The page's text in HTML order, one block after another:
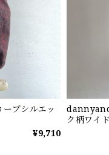
ブシルエッ
¥9,710
ク柄ワイ